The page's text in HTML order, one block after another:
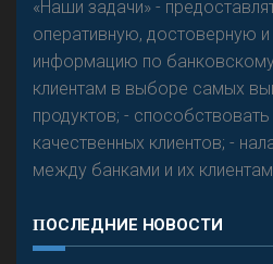
«Наши задачи» -
оперативную, достоверную
информацию по
клиентам в выборе самых
продуктов; -
качественных клиентов; -
между банками и их
ПОСЛЕДНИЕ НОВОСТИ